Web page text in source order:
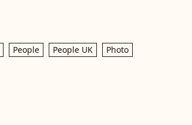
People People UK
Photo